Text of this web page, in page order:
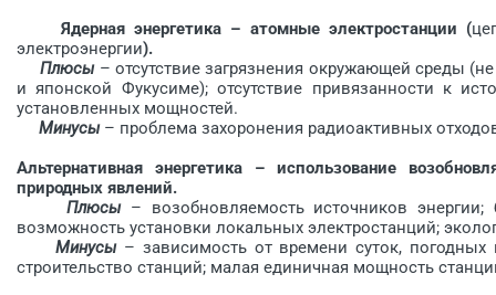
Ядерная энергетика – атомные электростанции (
электроэнергии).
Плюсы– отсутствие загрязнения окружающей среды
и японской Фукусиме); отсутствие привязанности к
установленных мощностей.
Минусы– проблема захоронения радиоактивных
Альтернативная энергетика – использование
природных явлений.
Плюсы– возобновляемость источников энергии;
возможность установки локальных электростанций;
Минусы– зависимость от времени суток, погодных
строительство станций; малая единичная мощность